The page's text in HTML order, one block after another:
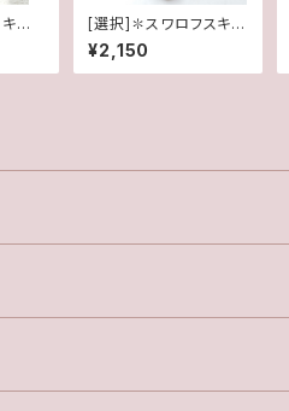
ー&
[選択]✽スワロフスキー
＊ルミナスグリーン✽フ
レームガラス(1ペア)14
kgfピアス/イヤリング
¥2,150